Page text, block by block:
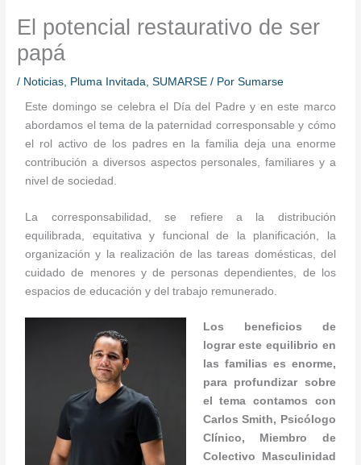
El potencial restaurativo de ser
papá
/ Noticias Pluma Invitada ,SUMARSE / PorSumarse
Este domingo se celebra el Día del Padre y en este marco
abordamos el tema de la paternidad corresponsable y cómo
el rol activo de los padres en la familia deja una enorme
contribución a diversos aspectos personales, familiares y a
nivel de sociedad.
La corresponsabilidad, se refiere a la distribución
equilibrada, equitativa y funcional de la planificación, la
organización y la realización de las tareas domésticas, del
cuidado de menores y de personas dependientes, de los
espacios de educación y del trabajo remunerado.
Los beneficios de
lograr este equilibrio en
las familias es enorme,
para profundizar sobre
el tema contamos con
Carlos Smith, Psicólogo
Clínico, Miembro de
Colectivo Masculinidad